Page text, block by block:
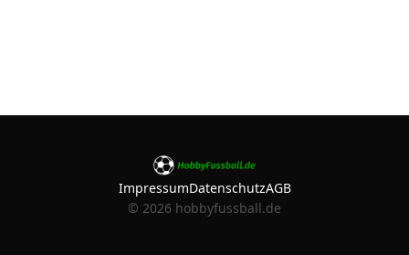
ImpressumDatenschutzAGB
© 2026 hobbyfussball.de